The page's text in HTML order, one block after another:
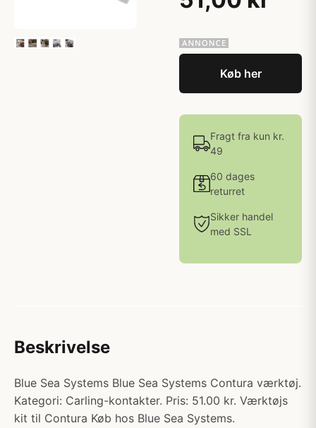
Køb her
Fragt fra kun kr.
49
60 dages
returret
Sikker handel
med SSL
Beskrivelse
Blue Sea Systems Blue Sea Systems Contura værktøj.
Kategori: Carling-kontakter. Pris: 51.00 kr. Værktøjs
kit til Contura Køb hos Blue Sea Systems.